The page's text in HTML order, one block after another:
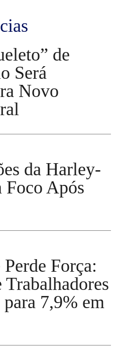
de
Será
Novo
da Harley-
Foco Após
Força:
Trabalhadores
7,9% em